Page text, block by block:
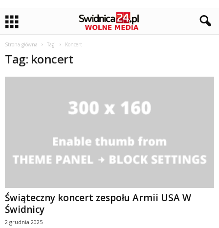
Strona główna Tagi Koncert
Tag: koncert
Świąteczny koncert zespołu Armii USA W
Świdnicy
2 grudnia 2025